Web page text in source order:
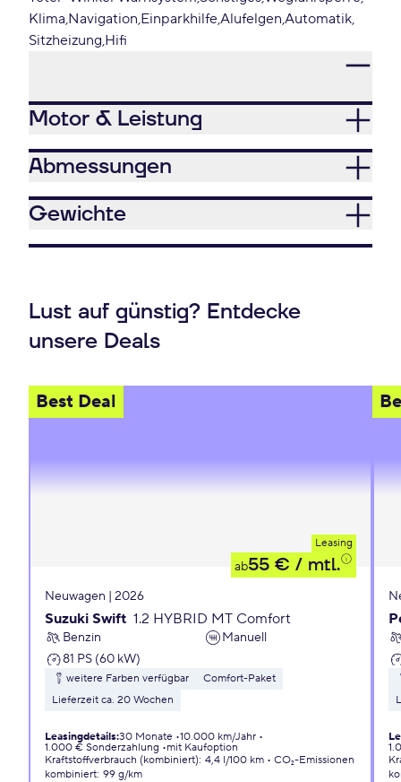
Klima Navigation EinparkhilfeAlufelgen Automatik
Sitzheizung Hifi
Motor & Leistung
Abmessungen
Gewichte
Lust auf günstig? Entdecke
unsere Deals
Best Deal
Leasing
ab55 € / mtl.
Neuwagen | 2026
Suzuki Swift 1.2 HYBRID MT Comfort
Benzin
Manuell
81 PS (60 kW)
weitere Farben verfügbar
Comfort-Paket
Lieferzeit ca. 20 Wochen
Leasingdetails:30 Monate 10.000 km/Jahr
1.000 € Sonderzahlung
mit Kaufoption
Kraftstoffverbrauch (kombiniert): 4,4 l/100 km
CO₂-Emissionen
kombiniert: 99 g/km